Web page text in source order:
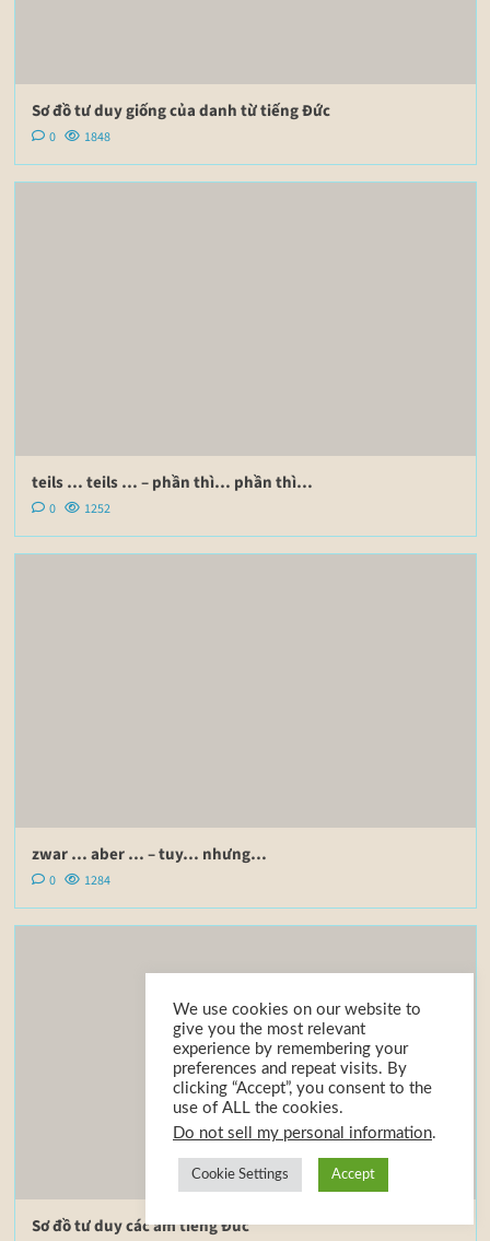
Sơ đồ tư duy giống của danh từ tiếng Đức
0 1848
teils … teils … – phần thì… phần thì…
0 1252
zwar … aber … – tuy… nhưng…
0 1284
Sơ đồ tư duy các âm tiếng Đức
We use cookies on our website to
give you the most relevant
experience by remembering your
preferences and repeat visits. By
clicking “Accept”, you consent to the
use of ALL the cookies.
Do not sell my personal information.
Cookie Settings Accept